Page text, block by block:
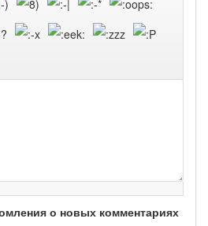
о новых комментариях